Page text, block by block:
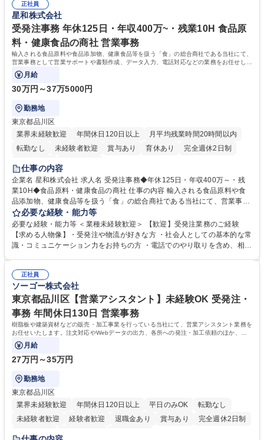
管理 ・福利厚生関連 ・職員からの問合せ、相談対応 ・その他日常の総務
業務全般 募集職種 【東京／文京区】公益財団法人の総務人事業務／年間
休日125日
正社員
星和株式会社
受発注事務 年休125日・年収400万~・残業10H 食品原
料・健康食品の商社 営業事務
輸入される食品原料や食品添加物、健康食品等を扱う「食」の総合商社である当社にて、
営業事務として営業サポートや書類作成、データ入力、電話対応などの業務をお任せしま
す。
月給
30万円～37万5000円
勤務地
東京都品川区
業界未経験歓迎
年間休日120日以上
月平均残業時間20時間以内
転勤なし
未経験者歓迎 賞与あり 育休あり
完全週休2日制
交通費支給
仕事の内容
企業名 星和株式会社 求人名 受発注事務◆年休125日・年収400万～・残
業10H◆食品原料・健康食品の商社 仕事の内容 輸入される食品原料や食
品添加物、健康食品等を扱う「食」の総合商社である当社にて、営業事務
として営業サポートや書類作成、データ入力、電話対応などの業務をお任
せします。 ・受注／出荷指示／売上管理／仕入管理／在庫管理／お客様や
倉庫と電話確認など、販売に関わる事務、営業サポートをお願いします。
・入社後は商品について覚えることから始め、先輩社員OJTと共に業務を
万～・残業10H◆食品原料・健康食品の商社
必要な経験・能力等
必要な経験・能力等 ＜業種未経験歓迎＞ 【歓迎】受発注業務のご経験
【求める人物像】・受発注や物流が好きな方 ・社会人としての基本的な常
識・コミュニケーション力をお持ちの方 ・電話でのやり取りを含め、相手
演算ができる方 ・業務ルールや指示を理解し、行動できる方 学歴・資格
学歴：大学院 大学 短大 語学力： 資格：
正社員
ソーゴー株式会社
東京都品川区【営業アシスタント】未経験OK 受発注・
事務 年間休日130日 営業事務
樹脂板や建築資材などの販売・加工事業を行っている当社にて、営業アシスタント業務を
お任せいたします。注文対応やWebデータの出力、各所への発注・加工依頼のほか、電
話・メール対応等の事務業務を担当します。
月給
27万円～35万円
勤務地
東京都品川区
業界未経験歓迎
年間休日120日以上 平日のみOK
転勤なし
未経験者歓迎
経験者歓迎 退職金あり 賞与あり
完全週休2日制
交通費支給